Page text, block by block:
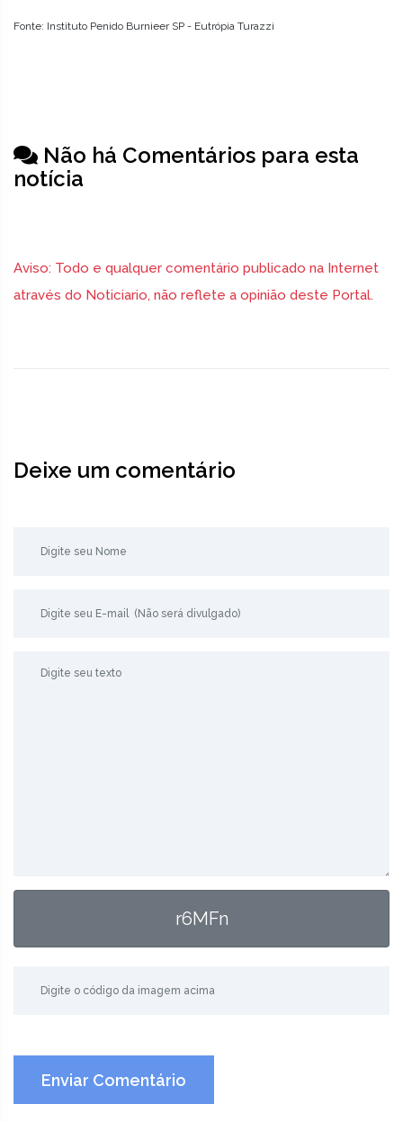
Fonte: Instituto Penido Burnieer SP - Eutrópia Turazzi
Não há Comentários para esta
notícia
Aviso: Todo e qualquer comentário publicado na Internet
através do Noticiario, não reflete a opinião deste Portal.
Deixe um comentário
r6MFn
Enviar Comentário